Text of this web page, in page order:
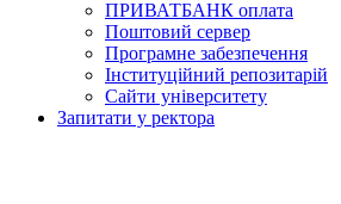
ПРИВАТБАНК оплата
Поштовий сервер
Програмне забезпечення
Інституційний репозитарій
Сайти університету
Запитати у ректора